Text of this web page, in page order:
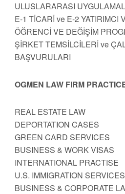
ULUSLARARASI
E-1 TİCARİ ve E-2 YATIRIMCI
ÖĞRENCİ VE DEĞİŞİM
ŞİRKET TEMSİLCİLERİ ve
BAŞVURULARI
OGMEN LAW FIRM
REAL ESTATE LAW
DEPORTATION CASES
GREEN CARD SERVICES
BUSINESS & WORK VISAS
INTERNATIONAL PRACTISE
U.S. IMMIGRATION SERVICES
BUSINESS & CORPORATE